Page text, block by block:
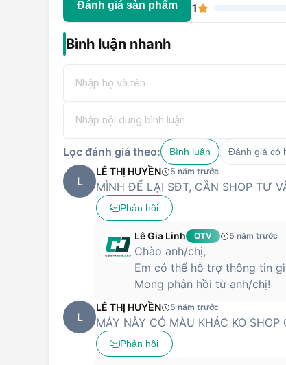
ngay chi nhánh Hoàng Hà Mobile gần nhất
toàn miễn phí. Sản phẩm được bảo hành chính
Đánh giá sản phẩm
1
Bình luận nhanh
Lọc đánh giá theo: Bình luận Đánh giá có
L
LÊ THỊ HUYỀN 5 năm trước
MÌNH ĐỂ LẠI SĐT, CẦN SHOP TƯ
Phản hồi
Lê Gia Linh QTV 5 năm trước
Chào anh/chị,
Em có thể hỗ trợ thông tin
Mong phản hồi từ anh/chị!
L
LÊ THỊ HUYỀN 5 năm trước
MÁY NÀY CÓ MÀU KHÁC KO SHOP
Phản hồi